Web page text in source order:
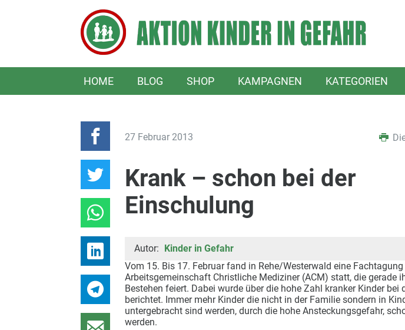
HOME BLOG SHOP KAMPAGNEN KATEGORIEN
27 Februar 2013
Krank – schon bei der
Einschulung
Autor: Kinder in Gefahr
Vom 15. Bis 17. Februar fand in Rehe/Westerwald eine Fachtagung
Arbeitsgemeinschaft Christliche Mediziner (ACM) statt, die gerade
Bestehen feiert. Dabei wurde über die hohe Zahl kranker Kinder bei
berichtet. Immer mehr Kinder die nicht in der Familie sondern in
untergebracht sind werden, durch die hohe Ansteckungsgefahr,
werden.